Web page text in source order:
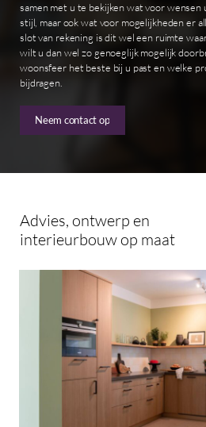
samen met u te bekijken wat voor
stijl, maar ook wat voor mogelijkheden er
slot van rekening is dit wel een ruimte
wilt u dan wel zo genoeglijk mogelijk
woonsfeer het beste bij u past en welke
bijdragen.
Neem contact op
Advies, ontwerp en
interieurbouw op maat